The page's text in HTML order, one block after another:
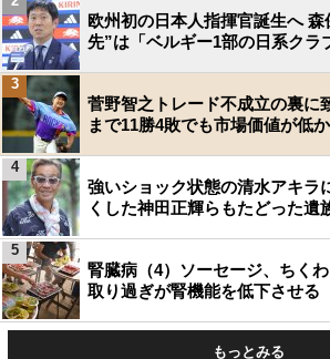
欧州初の日本人指揮官誕生へ
先”は「ベルギー1部の日系クラ
菅野智之トレード不成立の裏に
まで11勝4敗でも市場価値が低
3
強いショック状態の清水アキ
くした神田正輝らもたどった遺
4
腎臓病（4）ソーセージ、ちく
取り過ぎが腎機能を低下させる
5
もっとみる